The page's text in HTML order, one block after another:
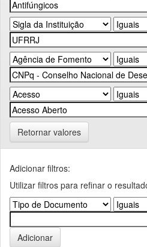
Retornar valores
Adicionar filtros:
Utilizar filtros para refinar o